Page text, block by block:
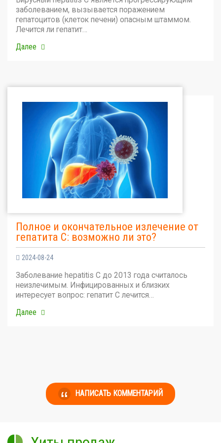
заболеванием, вызывается поражением
гепатоцитов (клеток печени) опасным штаммом.
Лечится ли гепатит…
Далее
Полное и окончательное излечение от
гепатита С: возможно ли это?
2024-08-24
Заболевание hepatitis C до 2013 года считалось
неизлечимым. Инфицированных и близких
интересует вопрос: гепатит С лечится…
Далее
НАПИСАТЬ КОММЕНТАРИЙ